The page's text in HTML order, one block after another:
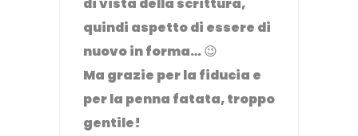
quindi aspetto di essere di
nuovo in forma… 😉
Ma grazie per la fiducia e
per la penna fatata, troppo
gentile!